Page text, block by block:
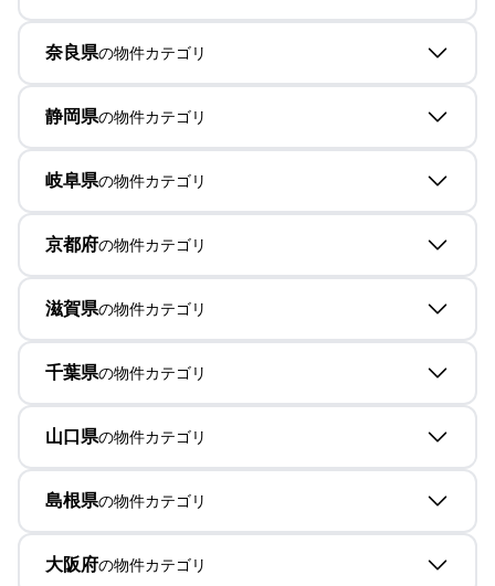
奈良県の物件カテゴリ
静岡県の物件カテゴリ
岐阜県の物件カテゴリ
京都府の物件カテゴリ
滋賀県の物件カテゴリ
千葉県の物件カテゴリ
山口県の物件カテゴリ
島根県の物件カテゴリ
大阪府の物件カテゴリ